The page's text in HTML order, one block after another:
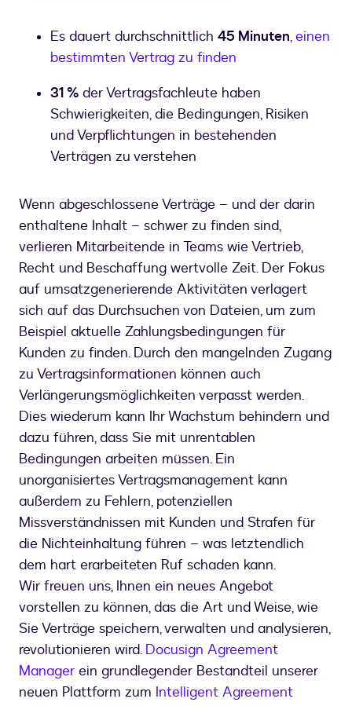
Es dauert durchschnittlich 45 Minuten,einen
bestimmten Vertrag zu finden
31 % der Vertragsfachleute haben
Schwierigkeiten, die Bedingungen, Risiken
und Verpflichtungen in bestehenden
Verträgen zu verstehen
Wenn abgeschlossene Verträge – und der darin
enthaltene Inhalt – schwer zu finden sind,
verlieren Mitarbeitende in Teams wie Vertrieb,
Recht und Beschaffung wertvolle Zeit. Der Fokus
auf umsatzgenerierende Aktivitäten verlagert
sich auf das Durchsuchen von Dateien, um zum
Beispiel aktuelle Zahlungsbedingungen für
Kunden zu finden. Durch den mangelnden Zugang
zu Vertragsinformationen können auch
Verlängerungsmöglichkeiten verpasst werden.
Dies wiederum kann Ihr Wachstum behindern und
dazu führen, dass Sie mit unrentablen
Bedingungen arbeiten müssen. Ein
unorganisiertes Vertragsmanagement kann
außerdem zu Fehlern, potenziellen
Missverständnissen mit Kunden und Strafen für
die Nichteinhaltung führen – was letztendlich
dem hart erarbeiteten Ruf schaden kann.
Wir freuen uns, Ihnen ein neues Angebot
vorstellen zu können, das die Art und Weise, wie
Sie Verträge speichern, verwalten und analysieren,
revolutionieren wird. Docusign Agreement
Manager ein grundlegender Bestandteil unserer
neuen Plattform zum Intelligent Agreement